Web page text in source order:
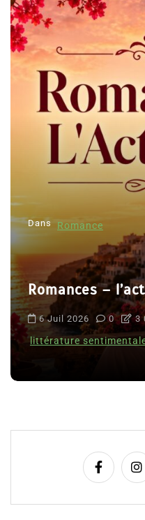
Dans Romance
Romances –
6 Juil 2026 0 3
littérature